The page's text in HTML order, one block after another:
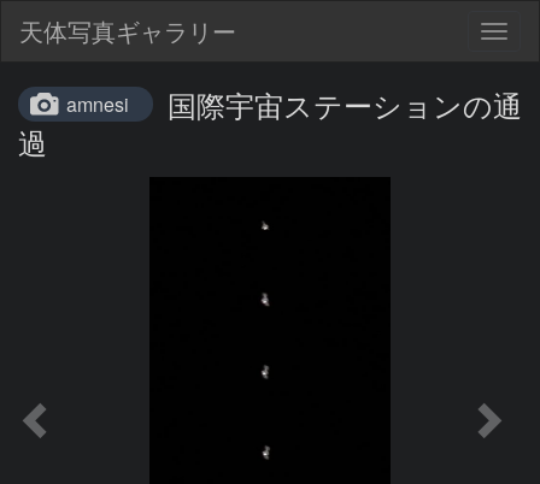
天体写真ギャラリー
amnesi
国際宇宙ステーションの通
過